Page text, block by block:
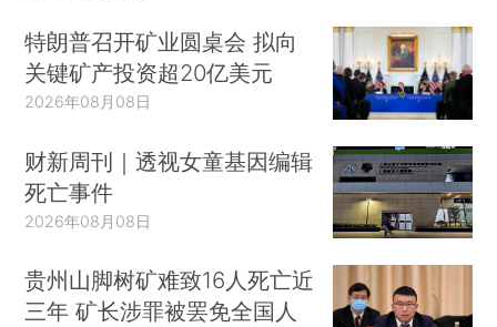
特朗普召开矿业圆桌会 拟向
关键矿产投资超20亿美元
2026年08月08日
财新周刊｜透视女童基因编辑
死亡事件
2026年08月08日
贵州山脚树矿难致16人死亡近
三年 矿长涉罪被罢免全国人